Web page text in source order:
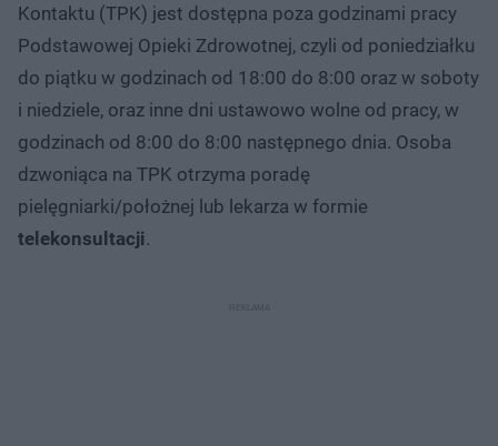
Kontaktu (TPK) jest dostępna poza godzinami pracy
Podstawowej Opieki Zdrowotnej, czyli od poniedziałku
do piątku w godzinach od 18:00 do 8:00 oraz w soboty
i niedziele, oraz inne dni ustawowo wolne od pracy, w
godzinach od 8:00 do 8:00 następnego dnia. Osoba
dzwoniąca na TPK otrzyma poradę
pielęgniarki/położnej lub lekarza w formie
telekonsultacji.